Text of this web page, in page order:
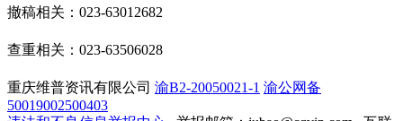
撤稿相关：023-63012682
查重相关：023-63506028
重庆维普资讯有限公司 渝B2-20050021-1 渝公网备
50019002500403